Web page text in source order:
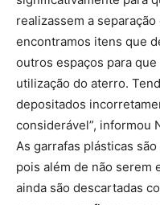
realizassem a
encontramos itens que
outros espaços para
utilização do aterro.
depositados
considerável”, informou
As garrafas plásticas
pois além de não serem
ainda são descartadas